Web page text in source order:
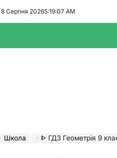
8 Серпня 20265:19:08 AM
Школа ᐈ ГДЗ Геометрія 9 клас